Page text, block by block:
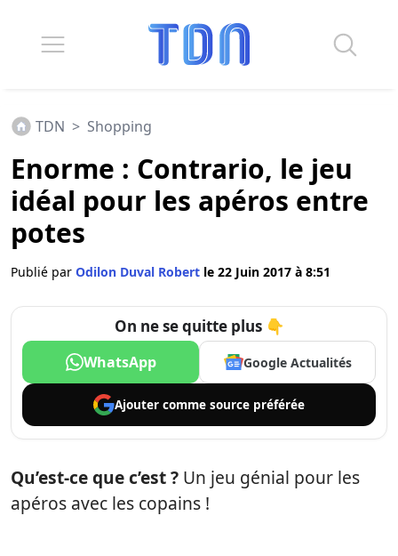
TDN > Shopping
Enorme : Contrario, le jeu
idéal pour les apéros entre
potes
Publié par Odilon Duval Robert le 22 Juin 2017 à 8:51
On ne se quitte plus 👇
WhatsApp Google Actualités
Ajouter comme source préférée
Qu’est-ce que c’est ? Un jeu génial pour les
apéros avec les copains !